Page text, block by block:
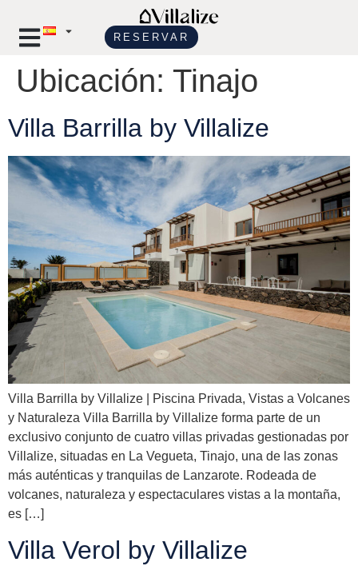
RESERVAR
Ubicación: Tinajo
Villa Barrilla by Villalize
Villa Barrilla by Villalize | Piscina Privada, Vistas a Volcanes
y Naturaleza Villa Barrilla by Villalize forma parte de un
exclusivo conjunto de cuatro villas privadas gestionadas por
Villalize, situadas en La Vegueta, Tinajo, una de las zonas
más auténticas y tranquilas de Lanzarote. Rodeada de
volcanes, naturaleza y espectaculares vistas a la montaña,
es […]
Villa Verol by Villalize